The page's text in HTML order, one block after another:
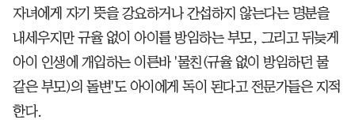
자녀에게 자기 뜻을 강요하거나 간섭하지 않는다는 명분을
내세우지만 규율 없이 아이를 방임하는 부모, 그리고 뒤늦게
아이 인생에 개입하는 이른바 '물친(규율 없이 방임하던 물
같은 부모)의 돌변'도 아이에게 독이 된다고 전문가들은 지적
한다.